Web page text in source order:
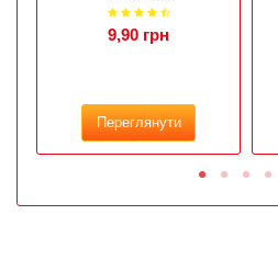
9,90 грн
Переглянути